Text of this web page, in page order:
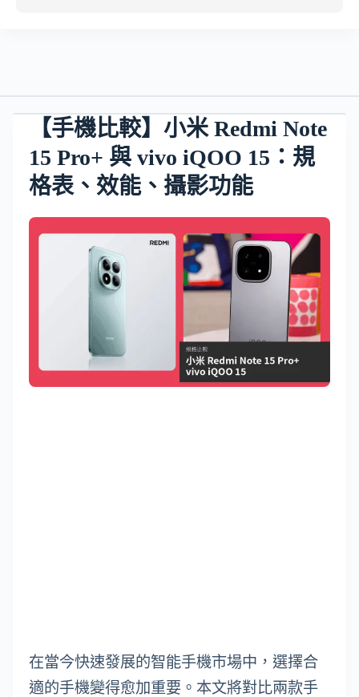
【手機比較】小米 Redmi Note
15 Pro+ 與 vivo iQOO 15：規
格表、效能、攝影功能
在當今快速發展的智能手機市場中，選擇合
適的手機變得愈加重要。本文將對比兩款手